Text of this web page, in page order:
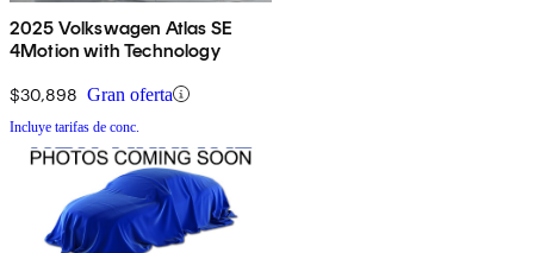
2025 Volkswagen Atlas SE
4Motion with Technology
$30,898 Gran oferta
Incluye tarifas de conc.